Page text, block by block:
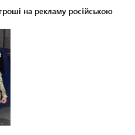
на рекламу російською